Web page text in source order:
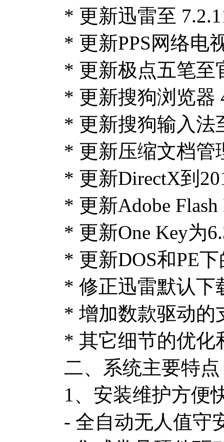
* 更新迅雷至
* 更新PPS网络电
* 更新极点五笔至
* 更新搜狗浏览器
* 更新搜狗输入法
* 更新压缩文档管
* 更新DirectX到
* 更新Adobe
* 更新One Key为
* 更新DOS和PE
* 修正迅雷默认下
* 增加数款驱动的
* 其它细节的优化
二、系统主要特点
1、安装维护方便
- 全自动无人值守